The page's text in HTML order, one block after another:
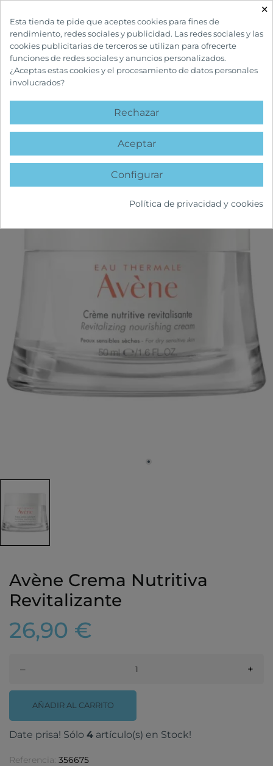
INICIO CUIDADOS FACIALES
favorite
Avène Crema Nutritiva
Revitalizante
26,90 €
– +
AÑADIR AL CARRITO
Date prisa! Sólo 4 artículo(s) en Stock!
Referencia: 356675
×
Esta tienda te pide que aceptes cookies para fines de
rendimiento, redes sociales y publicidad. Las redes sociales y las
cookies publicitarias de terceros se utilizan para ofrecerte
funciones de redes sociales y anuncios personalizados.
¿Aceptas estas cookies y el procesamiento de datos personales
involucrados?
Rechazar
Aceptar
Configurar
Política de privacidad y cookies